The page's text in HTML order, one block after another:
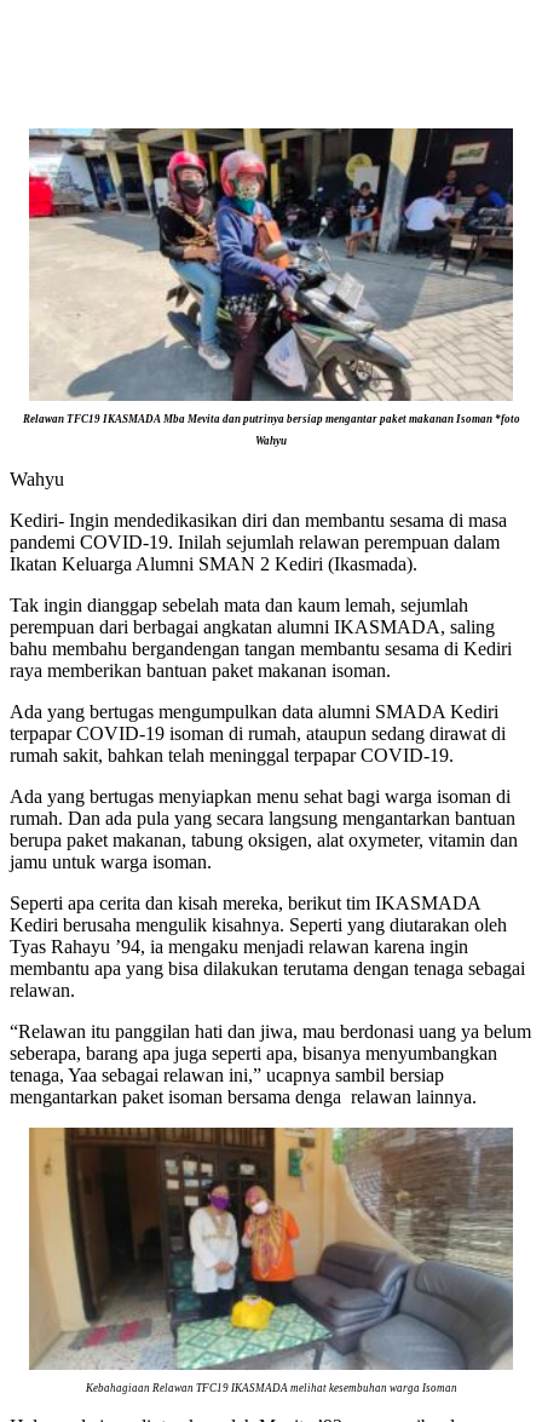
Relawan TFC19 IKASMADA Mba Mevita dan putrinya bersiap mengantar paket makanan Isoman *foto
Wahyu
Wahyu
Kediri- Ingin mendedikasikan diri dan membantu sesama di masa
pandemi COVID-19. Inilah sejumlah relawan perempuan dalam
Ikatan Keluarga Alumni SMAN 2 Kediri (Ikasmada).
Tak ingin dianggap sebelah mata dan kaum lemah, sejumlah
perempuan dari berbagai angkatan alumni IKASMADA, saling
bahu membahu bergandengan tangan membantu sesama di Kediri
raya memberikan bantuan paket makanan isoman.
Ada yang bertugas mengumpulkan data alumni SMADA Kediri
terpapar COVID-19 isoman di rumah, ataupun sedang dirawat di
rumah sakit, bahkan telah meninggal terpapar COVID-19.
Ada yang bertugas menyiapkan menu sehat bagi warga isoman di
rumah. Dan ada pula yang secara langsung mengantarkan bantuan
berupa paket makanan, tabung oksigen, alat oxymeter, vitamin dan
jamu untuk warga isoman.
Seperti apa cerita dan kisah mereka, berikut tim IKASMADA
Kediri berusaha mengulik kisahnya. Seperti yang diutarakan oleh
Tyas Rahayu ’94, ia mengaku menjadi relawan karena ingin
membantu apa yang bisa dilakukan terutama dengan tenaga sebagai
relawan.
“Relawan itu panggilan hati dan jiwa, mau berdonasi uang ya belum
seberapa, barang apa juga seperti apa, bisanya menyumbangkan
tenaga, Yaa sebagai relawan ini,” ucapnya sambil bersiap
mengantarkan paket isoman bersama denga relawan lainnya.
Kebahagiaan Relawan TFC19 IKASMADA melihat kesembuhan warga Isoman